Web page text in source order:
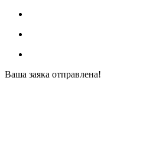
Ваша заяка отправлена!